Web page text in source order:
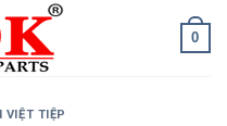
0
VIỆT TIỆP